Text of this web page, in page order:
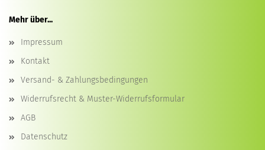
Mehr über...
Impressum
Kontakt
Versand- & Zahlungsbedingungen
Widerrufsrecht & Muster-Widerrufsformular
AGB
Datenschutz